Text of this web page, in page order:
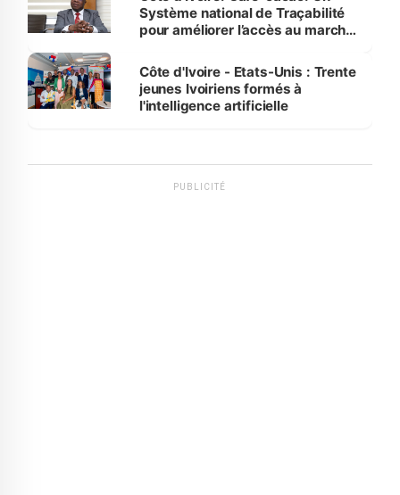
Système national de Traçabilité
pour améliorer l’accès au marché
Côte d'Ivoire - Etats-Unis : Trente
jeunes Ivoiriens formés à
l'intelligence artificielle
PUBLICITÉ